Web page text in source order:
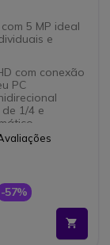
5 MP ideal
e
com conexão
PC
1/4 e
com 5 MPx
Windows/Mac
-57%